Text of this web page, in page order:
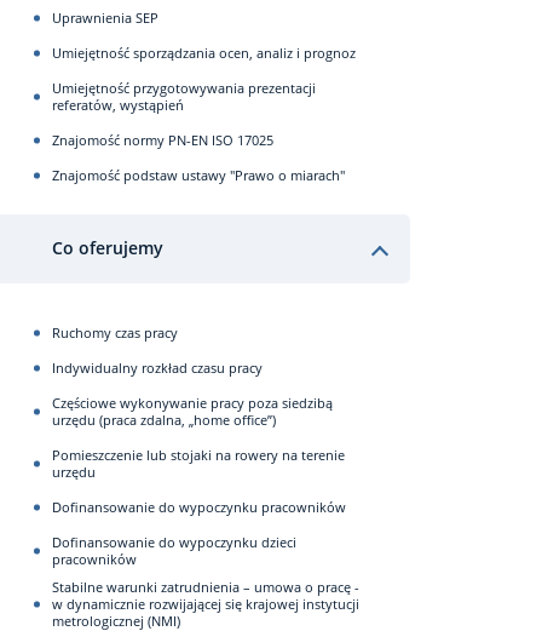
Uprawnienia SEP
Umiejętność sporządzania ocen, analiz i prognoz
Umiejętność przygotowywania prezentacji
referatów, wystąpień
Znajomość normy PN-EN ISO 17025
Znajomość podstaw ustawy "Prawo o miarach"
Co oferujemy
Ruchomy czas pracy
Indywidualny rozkład czasu pracy
Częściowe wykonywanie pracy poza siedzibą
urzędu (praca zdalna, „home office”)
Pomieszczenie lub stojaki na rowery na terenie
urzędu
Dofinansowanie do wypoczynku pracowników
Dofinansowanie do wypoczynku dzieci
pracowników
Stabilne warunki zatrudnienia – umowa o pracę -
w dynamicznie rozwijającej się krajowej instytucji
metrologicznej (NMI)